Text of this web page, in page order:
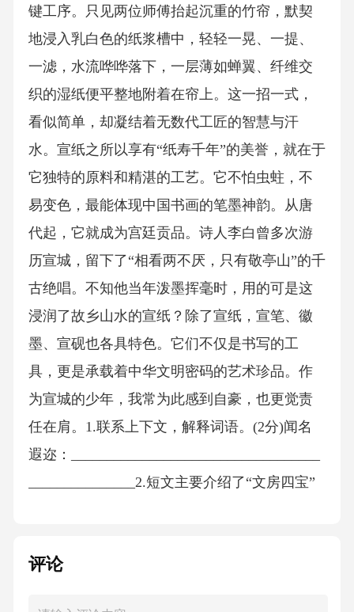
键工序。只见两位师傅抬起沉重的竹帘，默契
地浸入乳白色的纸浆槽中，轻轻一晃、一提、
一滤，水流哗哗落下，一层薄如蝉翼、纤维交
织的湿纸便平整地附着在帘上。这一招一式，
看似简单，却凝结着无数代工匠的智慧与汗
水。宣纸之所以享有“纸寿千年”的美誉，就在于
它独特的原料和精湛的工艺。它不怕虫蛀，不
易变色，最能体现中国书画的笔墨神韵。从唐
代起，它就成为宫廷贡品。诗人李白曾多次游
历宣城，留下了“相看两不厌，只有敬亭山”的千
古绝唱。不知他当年泼墨挥毫时，用的可是这
浸润了故乡山水的宣纸？除了宣纸，宣笔、徽
墨、宣砚也各具特色。它们不仅是书写的工
具，更是承载着中华文明密码的艺术珍品。作
为宣城的少年，我常为此感到自豪，也更觉责
任在肩。1.联系上下文，解释词语。(2分)闻名
遐迩：___________________________________
_______________2.短文主要介绍了“文房四宝”
现中国书画的笔墨神韵。(4分)3.请用“___”画出
评论